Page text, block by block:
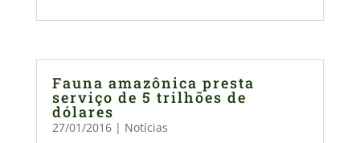
Fauna amazônica presta
serviço de 5 trilhões de
dólares
27/01/2016| Notícias